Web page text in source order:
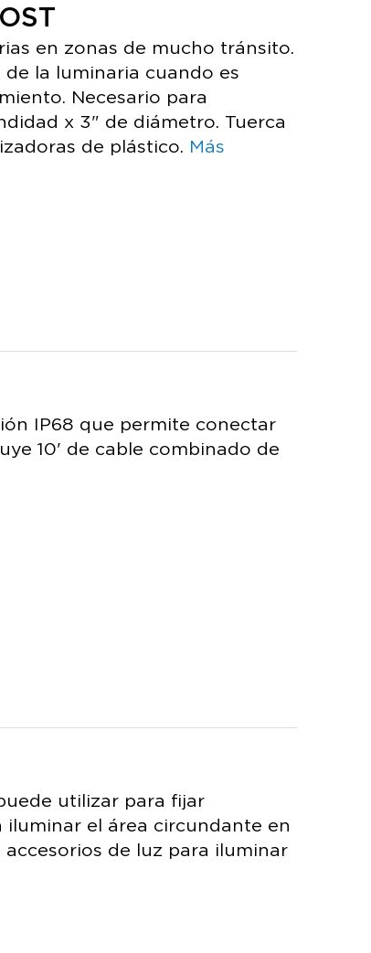
en zonas de mucho tránsito.
la luminaria cuando es
Necesario para
x 3" de diámetro. Tuerca
de plástico. Más
IP68 que permite conectar
10' de cable combinado de
utilizar para fijar
el área circundante en
de luz para iluminar